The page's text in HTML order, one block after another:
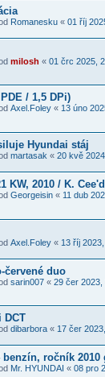
Romanesku « 01 říj
milosh « 01 črc 2025,
/ 1,5 DPi)
Axel.Foley « 13 úno
Hyundai stáj
martasak « 20 kvě
KW, 2010 / K.
Georgeisin « 11 dub
Axel.Foley « 13 říj
červené duo
sarin007 « 29 čer 2023,
DCT
dibarbora « 17 čer
benzín, ročník 2010
Mr. HYUNDAI « 08 pro